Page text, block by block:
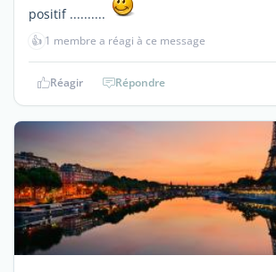
positif ..........
👍 1 membre a réagi à ce message
Réagir Répondre